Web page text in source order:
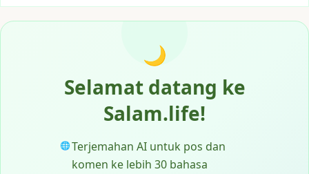
🌙
Selamat datang ke
Salam.life!
🌐Terjemahan AI untuk pos dan
komen ke lebih 30 bahasa